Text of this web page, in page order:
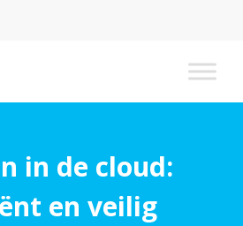
in de cloud:
en veilig